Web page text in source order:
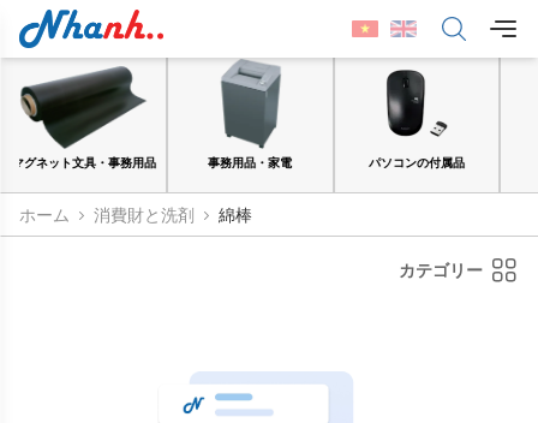
品 事務用品・家電 パソコンの付属品 紙・シール
ホーム 消費財と洗剤 綿棒
カテゴリー